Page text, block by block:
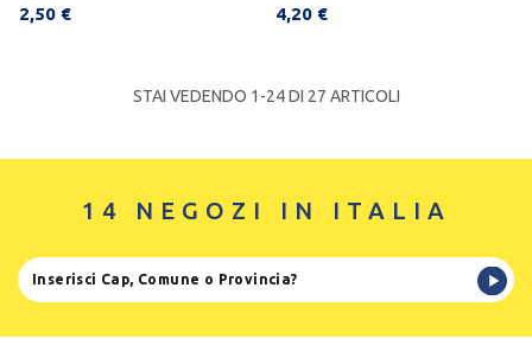
2,50 € 4,20 €
STAI VEDENDO 1-24DI 27 ARTICOLI
14 NEGOZI IN ITALIA